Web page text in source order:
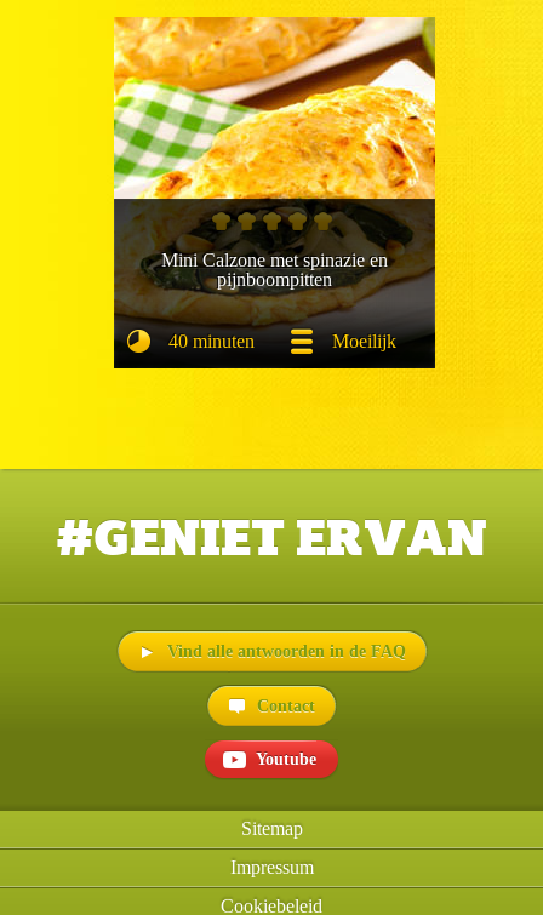
Mini Calzone met spinazie en
pijnboompitten
40 minuten Moeilijk
#GENIET ERVAN
Vind alle antwoorden in de FAQ
Contact
Youtube
Sitemap
Impressum
Cookiebeleid